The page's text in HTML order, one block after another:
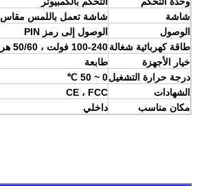
شاشة
شاشة تعمل باللمس مقاس 15 بوصة أو 32 بوصة
الوصول
الوصول إلى رمز PIN
طاقة كهربائية شغالة100-240 فولت ، 50/60 هرتز
خيار الأجهزة
طابعة
درجة حرارة التشغيل0 ~ 50 ℃
الشهادات
CE ، FCC
مكان مناسب
داخلي